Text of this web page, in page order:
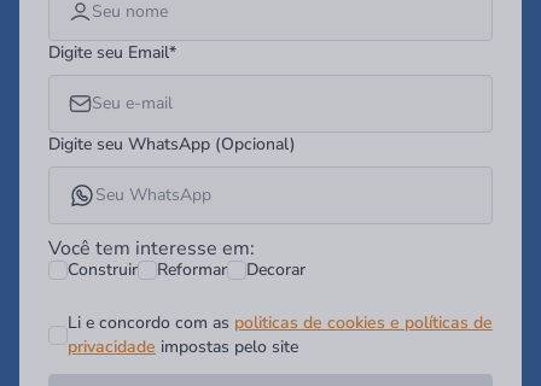
Digite seu Email*
Digite seu WhatsApp (Opcional)
Você tem interesse em:
Construir Reformar Decorar
Li e concordo com as politicas de cookies e políticas de
privacidade impostas pelo site